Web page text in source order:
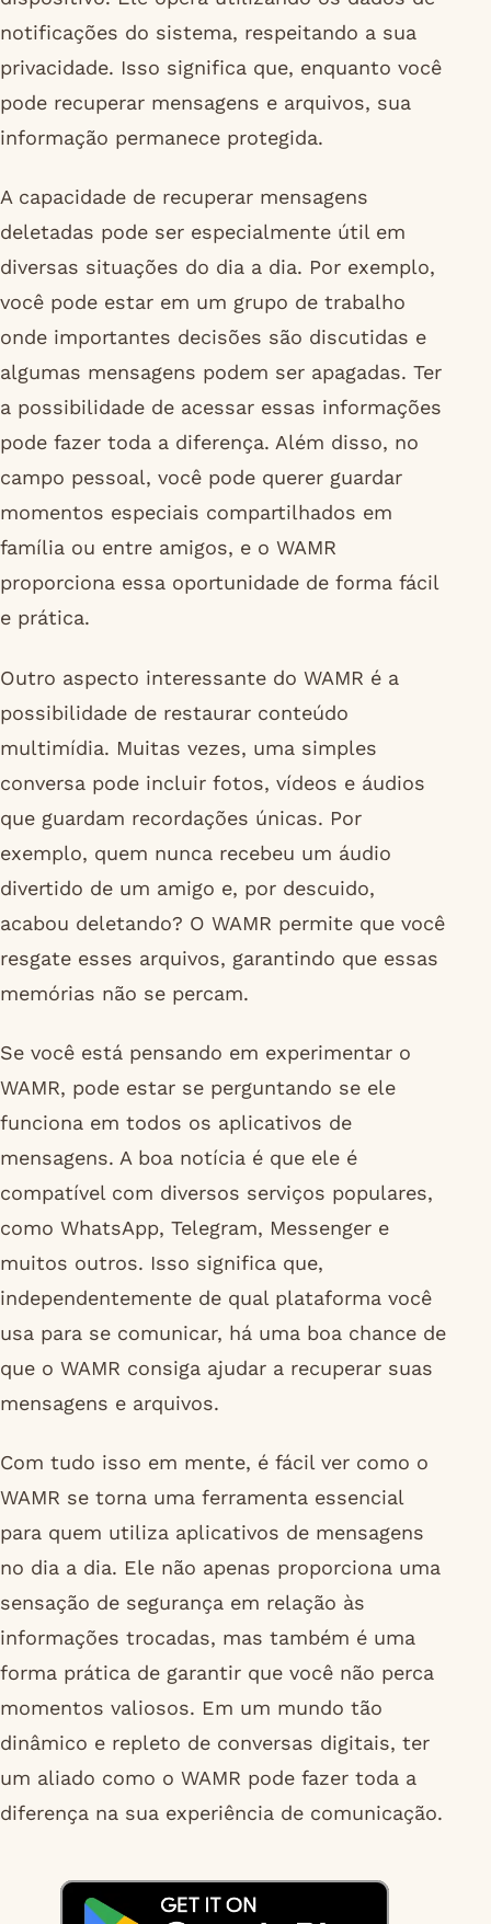
notificações do sistema, respeitando a sua
privacidade. Isso significa que, enquanto você
pode recuperar mensagens e arquivos, sua
informação permanece protegida.
A capacidade de recuperar mensagens
deletadas pode ser especialmente útil em
diversas situações do dia a dia. Por exemplo,
você pode estar em um grupo de trabalho
onde importantes decisões são discutidas e
algumas mensagens podem ser apagadas. Ter
a possibilidade de acessar essas informações
pode fazer toda a diferença. Além disso, no
campo pessoal, você pode querer guardar
momentos especiais compartilhados em
família ou entre amigos, e o WAMR
proporciona essa oportunidade de forma fácil
e prática.
Outro aspecto interessante do WAMR é a
possibilidade de restaurar conteúdo
multimídia. Muitas vezes, uma simples
conversa pode incluir fotos, vídeos e áudios
que guardam recordações únicas. Por
exemplo, quem nunca recebeu um áudio
divertido de um amigo e, por descuido,
acabou deletando? O WAMR permite que você
resgate esses arquivos, garantindo que essas
memórias não se percam.
Se você está pensando em experimentar o
WAMR, pode estar se perguntando se ele
funciona em todos os aplicativos de
mensagens. A boa notícia é que ele é
compatível com diversos serviços populares,
como WhatsApp, Telegram, Messenger e
muitos outros. Isso significa que,
independentemente de qual plataforma você
usa para se comunicar, há uma boa chance de
que o WAMR consiga ajudar a recuperar suas
mensagens e arquivos.
Com tudo isso em mente, é fácil ver como o
WAMR se torna uma ferramenta essencial
para quem utiliza aplicativos de mensagens
no dia a dia. Ele não apenas proporciona uma
sensação de segurança em relação às
informações trocadas, mas também é uma
forma prática de garantir que você não perca
momentos valiosos. Em um mundo tão
dinâmico e repleto de conversas digitais, ter
um aliado como o WAMR pode fazer toda a
diferença na sua experiência de comunicação.